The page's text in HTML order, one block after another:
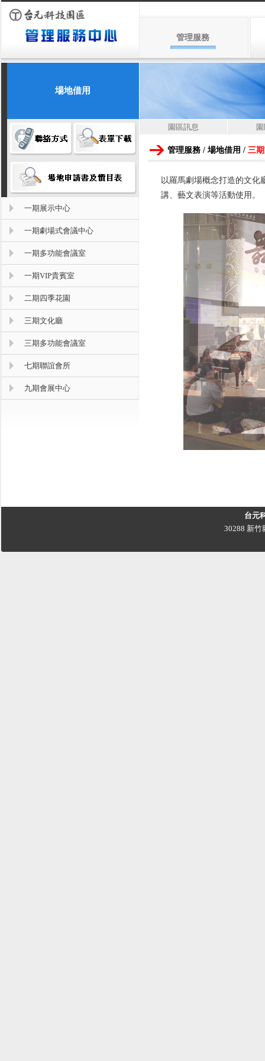
管理服務
場地借用
一期展示中心
一期劇場式會議中心
一期多功能會議室
一期VIP貴賓室
二期四季花園
三期文化廳
三期多功能會議室
七期聯誼會所
九期會展中心
園區訊息
管理服務 / 場地借用 / 三
以羅馬劇場概念打造的文化
講、藝文表演等活動使用。
台元
30288 新竹